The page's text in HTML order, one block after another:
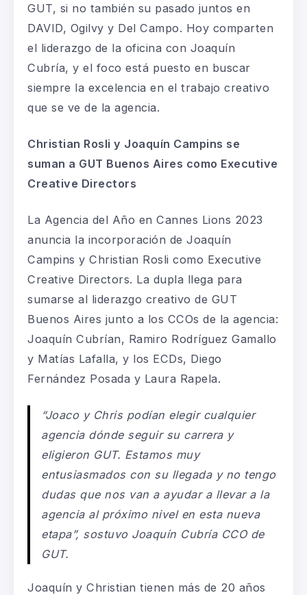
GUT, si no también su pasado juntos en
DAVID, Ogilvy y Del Campo. Hoy comparten
el liderazgo de la oficina con Joaquín
Cubría, y el foco está puesto en buscar
siempre la excelencia en el trabajo creativo
que se ve de la agencia.
Christian Rosli y Joaquín Campins se
suman a GUT Buenos Aires como Executive
Creative Directors
La Agencia del Año en Cannes Lions 2023
anuncia la incorporación de Joaquín
Campins y Christian Rosli como Executive
Creative Directors. La dupla llega para
sumarse al liderazgo creativo de GUT
Buenos Aires junto a los CCOs de la agencia:
Joaquín Cubrían, Ramiro Rodríguez Gamallo
y Matías Lafalla, y los ECDs, Diego
Fernández Posada y Laura Rapela.
“Joaco y Chris podían elegir cualquier
agencia dónde seguir su carrera y
eligieron GUT. Estamos muy
entusiasmados con su llegada y no tengo
dudas que nos van a ayudar a llevar a la
agencia al próximo nivel en esta nueva
etapa”, sostuvo Joaquín Cubría CCO de
GUT.
Joaquín y Christian tienen más de 20 años